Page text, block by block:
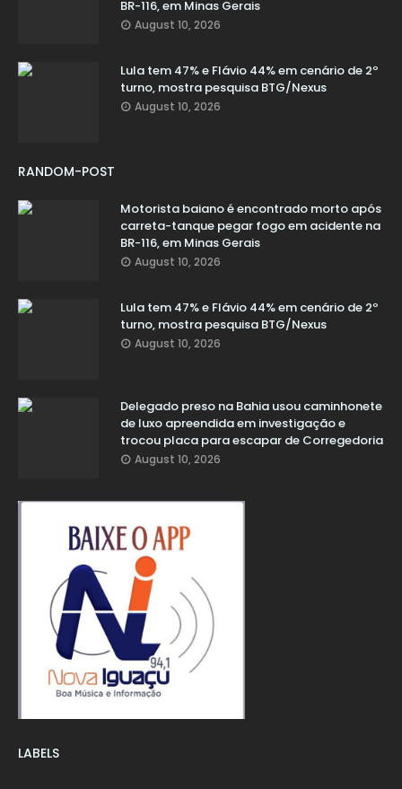
BR-116, em Minas Gerais
August 10, 2026
Lula tem 47% e Flávio 44% em cenário de 2º
turno, mostra pesquisa BTG/Nexus
August 10, 2026
RANDOM-POST
Motorista baiano é encontrado morto após
carreta-tanque pegar fogo em acidente na
BR-116, em Minas Gerais
August 10, 2026
Lula tem 47% e Flávio 44% em cenário de 2º
turno, mostra pesquisa BTG/Nexus
August 10, 2026
Delegado preso na Bahia usou caminhonete
de luxo apreendida em investigação e
trocou placa para escapar de Corregedoria
August 10, 2026
LABELS